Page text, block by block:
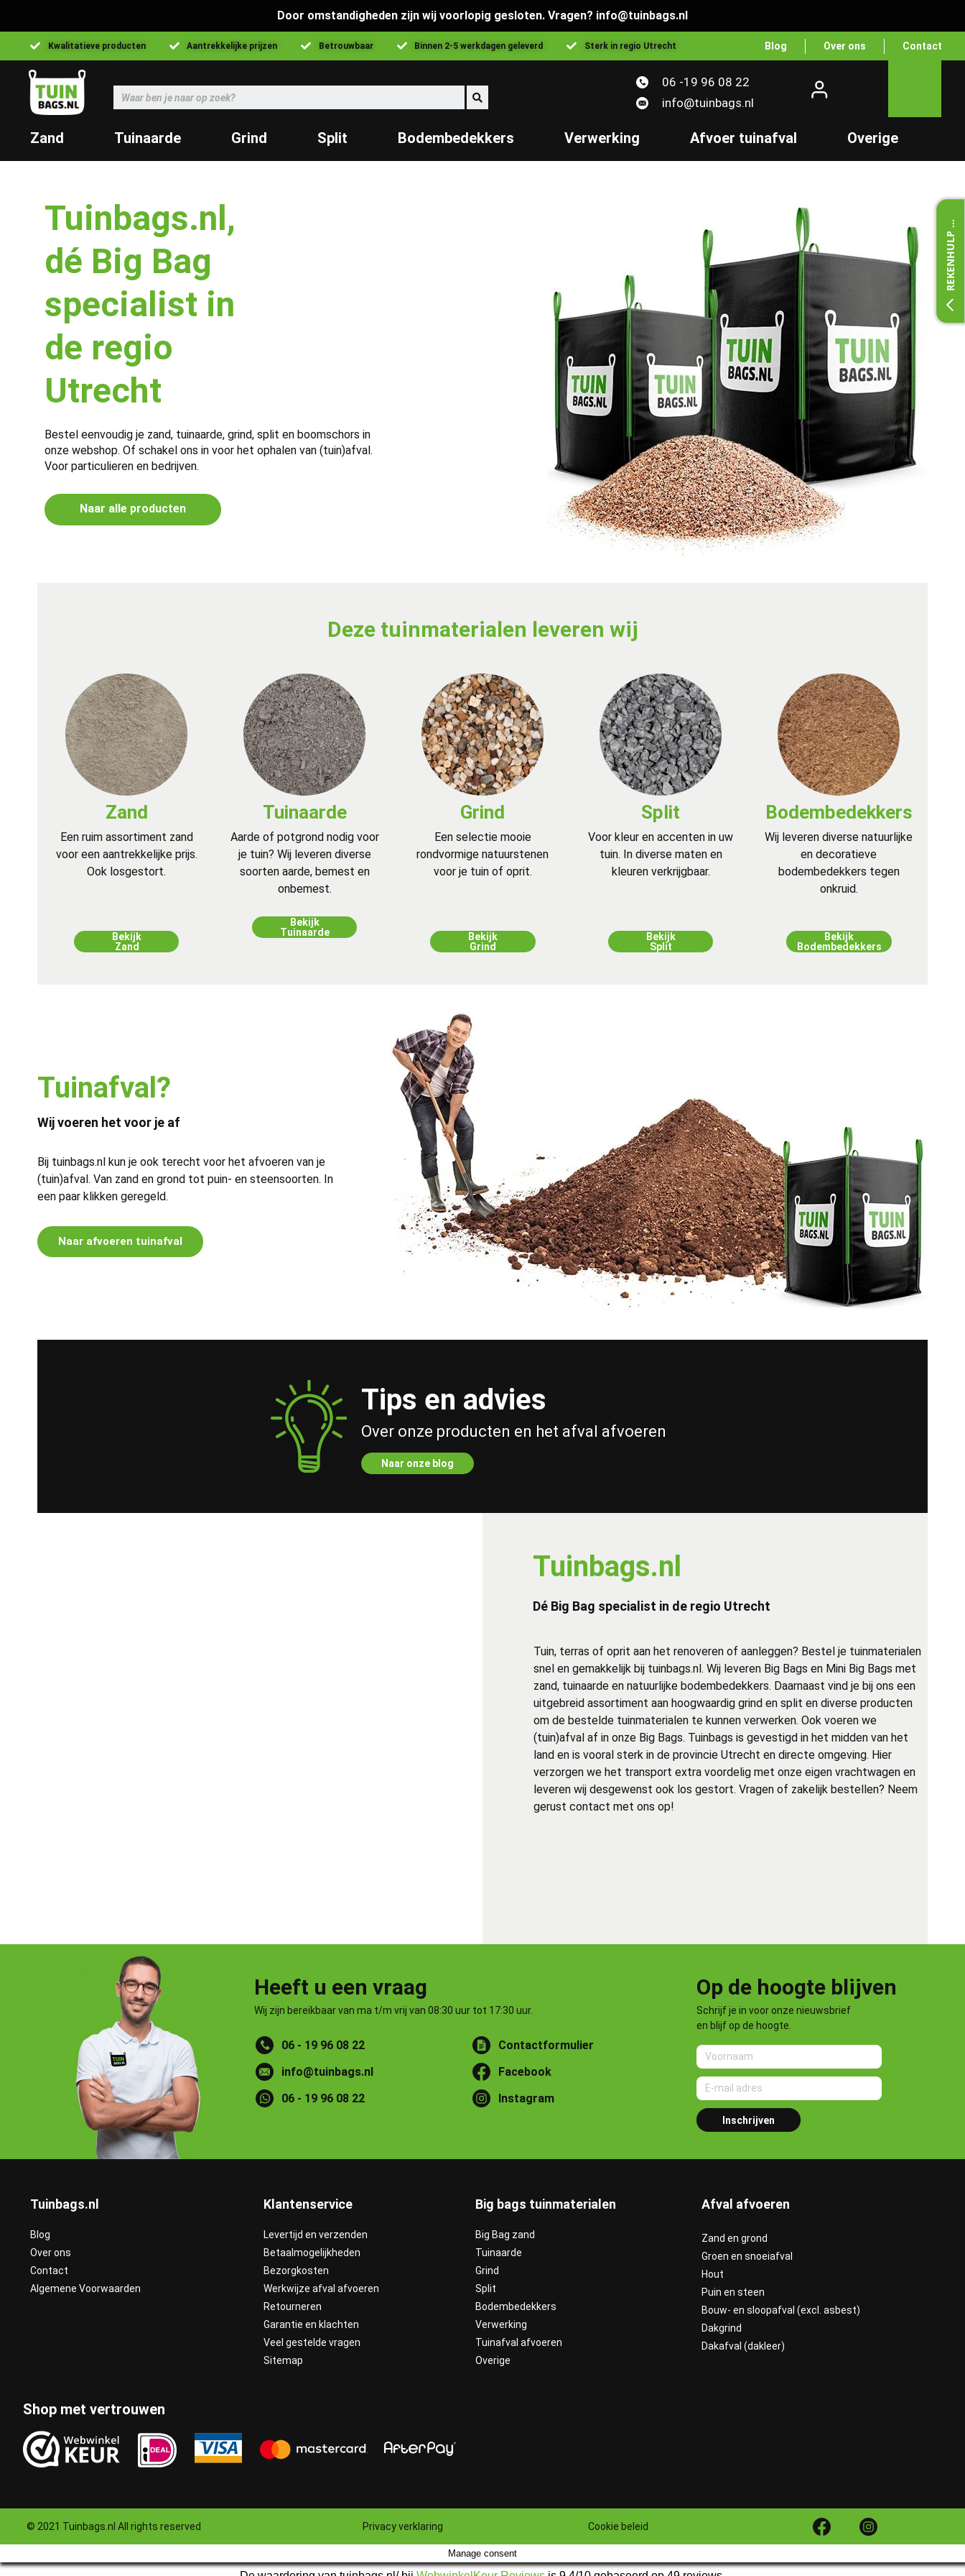
Door omstandigheden zijn wij voorlopig gesloten. Vragen? info@tuinbags.nl
Kwalitatieve producten Aantrekkelijke prijzen Betrouwbaar Binnen 2-5 werkdagen geleverd Sterk in regio Utrecht Blog Over ons Contact
06 -19 96 08 22
info@tuinbags.nl
Zand Tuinaarde Grind Split Bodembedekkers Verwerking Afvoer tuinafval Overige
Tuinbags.nl,
dé Big Bag
specialist in
de regio
Utrecht
Bestel eenvoudig je zand, tuinaarde, grind, split en boomschors in
onze webshop. Of schakel ons in voor het ophalen van (tuin)afval.
Voor particulieren en bedrijven.
Naar alle producten
Deze tuinmaterialen leveren wij
Zand
Een ruim assortiment zand
voor een aantrekkelijke prijs.
Ook losgestort.
Bekijk
Zand
Tuinaarde
Aarde of potgrond nodig voor
je tuin? Wij leveren diverse
soorten aarde, bemest en
onbemest.
Bekijk
Tuinaarde
Grind
Een selectie mooie
rondvormige natuurstenen
voor je tuin of oprit.
Bekijk
Grind
Split
Voor kleur en accenten in uw
tuin. In diverse maten en
kleuren verkrijgbaar.
Bekijk
Split
Bodembedekkers
Wij leveren diverse natuurlijke
en decoratieve
bodembedekkers tegen
onkruid.
Bekijk
Bodembedekkers
Tuinafval?
Wij voeren het voor je af
Bij tuinbags.nl kun je ook terecht voor het afvoeren van je
(tuin)afval. Van zand en grond tot puin- en steensoorten. In
een paar klikken geregeld.
Naar afvoeren tuinafval
Tips en advies
Over onze producten en het afval afvoeren
Naar onze blog
Tuinbags.nl
Dé Big Bag specialist in de regio Utrecht
Tuin, terras of oprit aan het renoveren of aanleggen? Bestel je tuinmaterialen
snel en gemakkelijk bij tuinbags.nl. Wij leveren Big Bags en Mini Big Bags met
zand, tuinaarde en natuurlijke bodembedekkers. Daarnaast vind je bij ons een
uitgebreid assortiment aan hoogwaardig grind en split en diverse producten
om de bestelde tuinmaterialen te kunnen verwerken. Ook voeren we
(tuin)afval af in onze Big Bags. Tuinbags is gevestigd in het midden van het
land en is vooral sterk in de provincie Utrecht en directe omgeving. Hier
verzorgen we het transport extra voordelig met onze eigen vrachtwagen en
leveren wij desgewenst ook los gestort. Vragen of zakelijk bestellen? Neem
gerust contact met ons op!
Heeft u een vraag
Wij zijn bereikbaar van ma t/m vrij van 08:30 uur tot 17:30 uur.
06 - 19 96 08 22
info@tuinbags.nl
06 - 19 96 08 22
Contactformulier
Facebook
Instagram
Op de hoogte blijven
Schrijf je in voor onze nieuwsbrief
en blijf op de hoogte.
Inschrijven
Tuinbags.nl
Blog
Over ons
Contact
Algemene Voorwaarden
Klantenservice
Levertijd en verzenden
Betaalmogelijkheden
Bezorgkosten
Werkwijze afval afvoeren
Retourneren
Garantie en klachten
Veel gestelde vragen
Sitemap
Big bags tuinmaterialen
Big Bag zand
Tuinaarde
Grind
Split
Bodembedekkers
Verwerking
Tuinafval afvoeren
Overige
Afval afvoeren
Zand en grond
Groen en snoeiafval
Hout
Puin en steen
Bouw- en sloopafval (excl. asbest)
Dakgrind
Dakafval (dakleer)
Shop met vertrouwen
© 2021 Tuinbags.nl All rights reserved Privacy verklaring Cookie beleid
Manage consent